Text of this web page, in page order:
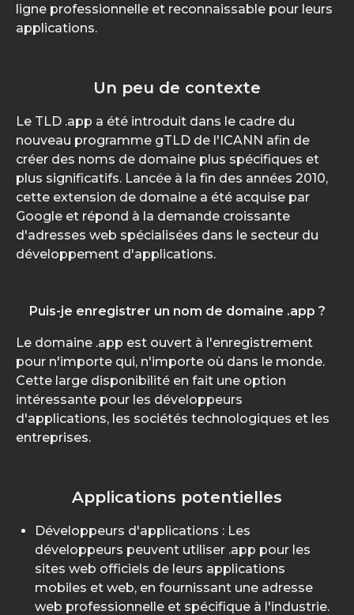
ligne professionnelle et reconnaissable pour leurs
applications.
Un peu de contexte
Le TLD .app a été introduit dans le cadre du
nouveau programme gTLD de l'ICANN afin de
créer des noms de domaine plus spécifiques et
plus significatifs. Lancée à la fin des années 2010,
cette extension de domaine a été acquise par
Google et répond à la demande croissante
d'adresses web spécialisées dans le secteur du
développement d'applications.
Puis-je enregistrer un nom de domaine .app ?
Le domaine .app est ouvert à l'enregistrement
pour n'importe qui, n'importe où dans le monde.
Cette large disponibilité en fait une option
intéressante pour les développeurs
d'applications, les sociétés technologiques et les
entreprises.
Applications potentielles
Développeurs d'applications : Les
développeurs peuvent utiliser .app pour les
sites web officiels de leurs applications
mobiles et web, en fournissant une adresse
web professionnelle et spécifique à l'industrie.